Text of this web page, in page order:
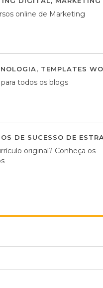
online de Marketing
, TEMPLATES
todos os blogs
DE SUCESSO DE
original? Conheça os